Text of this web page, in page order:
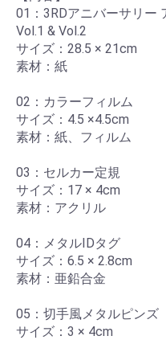
01：3RDアニバーサリー
Vol.1 & Vol.2
サイズ：28.5 × 21cm
素材：紙
02：カラーフィルム
サイズ：4.5 ×4.5cm
素材：紙、フィルム
03：セルカー定規
サイズ：17 × 4cm
素材：アクリル
04：メタルIDタグ
サイズ：6.5 × 2.8cm
素材：亜鉛合金
05：切手風メタルピンズ
サイズ：3 × 4cm